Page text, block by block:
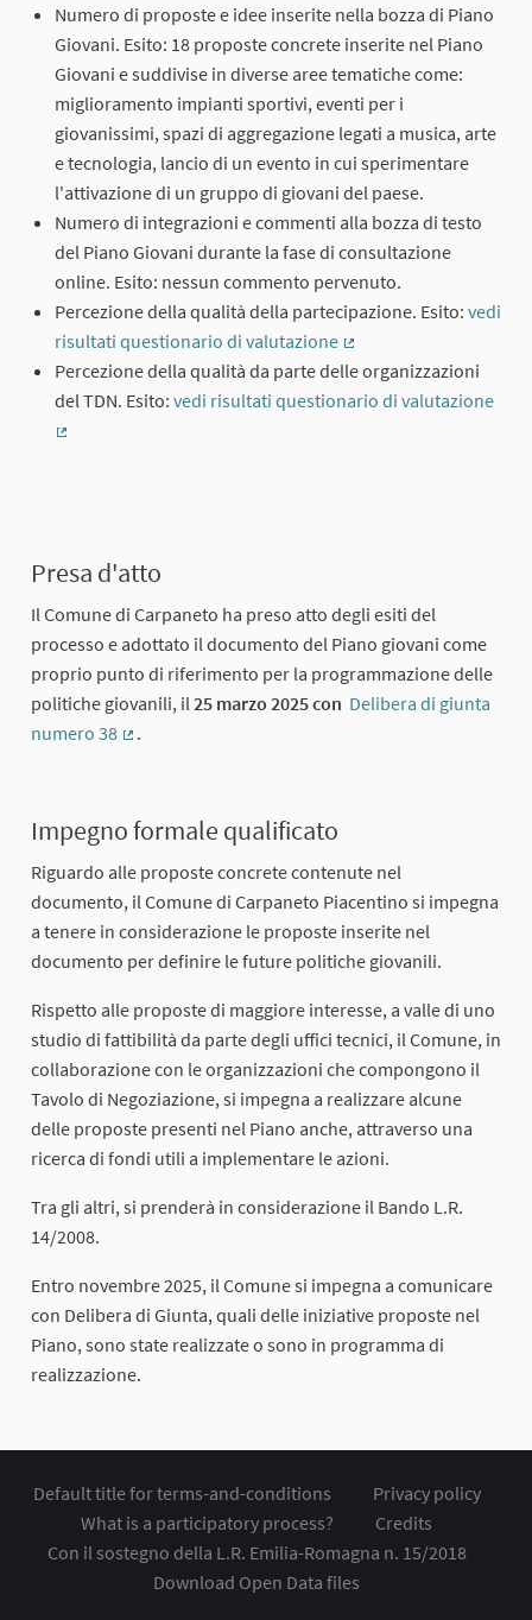
Numero di proposte e idee inserite nella bozza di Piano
Giovani. Esito: 18 proposte concrete inserite nel Piano
Giovani e suddivise in diverse aree tematiche come:
miglioramento impianti sportivi, eventi per i
giovanissimi, spazi di aggregazione legati a musica, arte
e tecnologia, lancio di un evento in cui sperimentare
l'attivazione di un gruppo di giovani del paese.
Numero di integrazioni e commenti alla bozza di testo
del Piano Giovani durante la fase di consultazione
online. Esito: nessun commento pervenuto.
Percezione della qualità della partecipazione. Esito: vedi
risultati questionario di valutazione
(External link)
Percezione della qualità da parte delle organizzazioni
del TDN. Esito: vedi risultati questionario di valutazione
Presa d'atto
Il Comune di Carpaneto ha preso atto degli esiti del
processo e adottato il documento del Piano giovani come
proprio punto di riferimento per la programmazione delle
politiche giovanili, il 25 marzo 2025 con Delibera di giunta
numero 38
.
Impegno formale qualificato
Riguardo alle proposte concrete contenute nel
documento, il Comune di Carpaneto Piacentino si impegna
a tenere in considerazione le proposte inserite nel
documento per definire le future politiche giovanili.
Rispetto alle proposte di maggiore interesse, a valle di uno
studio di fattibilità da parte degli uffici tecnici, il Comune, in
collaborazione con le organizzazioni che compongono il
Tavolo di Negoziazione, si impegna a realizzare alcune
delle proposte presenti nel Piano anche, attraverso una
ricerca di fondi utili a implementare le azioni.
Tra gli altri, si prenderà in considerazione il Bando L.R.
14/2008.
Entro novembre 2025, il Comune si impegna a comunicare
con Delibera di Giunta, quali delle iniziative proposte nel
Piano, sono state realizzate o sono in programma di
realizzazione.
Default title for terms-and-conditions
Privacy policy
What is a participatory process?
Credits
Con il sostegno della L.R. Emilia-Romagna n. 15/2018
Download Open Data files